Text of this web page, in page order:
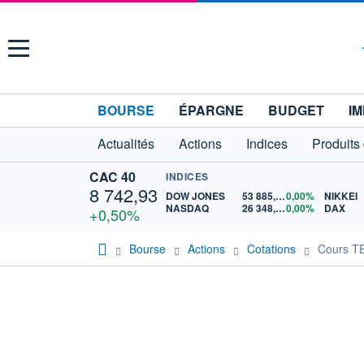
Menu
BOURSE ÉPARGNE BUDGET
Actualités
Actions Indices
CAC 40
8 742,93
+0,50%
INDICES
DOW JONES
53 885,100,00%
NASDAQ
26 348,350,00%
NIKKEI
DAX
Bourse Actions Cotations Cours